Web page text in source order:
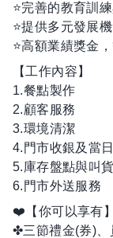
⭐️完善的教育訓
⭐️提供多元發展
⭐️高額業績獎金
【工作內容】
1.餐點製作
2.顧客服務
3.環境清潔
4.門市收銀及當
5.庫存盤點與叫貨
6.門市外送服務
❤️【你可以享有】
✤三節禮金(券)、